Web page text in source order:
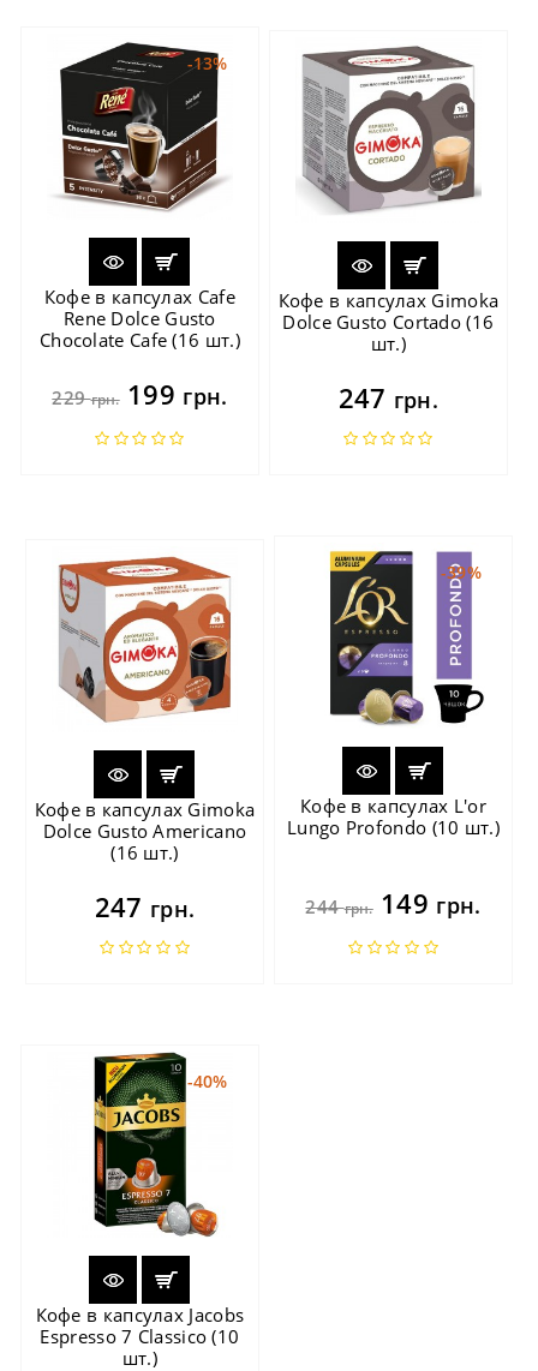
-13%
Кофе в капсулах Cafe
Rene Dolce Gusto
Chocolate Cafe (16 шт.)
229грн.199 грн.
Кофе в капсулах Gimoka
Dolce Gusto Cortado (16
шт.)
247 грн.
Кофе в капсулах Gimoka
Dolce Gusto Americano
(16 шт.)
247 грн.
-39%
Кофе в капсулах L'or
Lungo Profondo (10 шт.)
244грн.149 грн.
-40%
Кофе в капсулах Jacobs
Espresso 7 Classico (10
шт.)